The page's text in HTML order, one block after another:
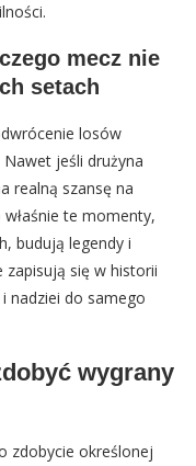
mecz nie
setach
losów
jeśli drużyna
realną szansę na
te momenty,
budują legendy i
zapisują się w historii
nadziei do samego
wygrany
zdobycie określonej